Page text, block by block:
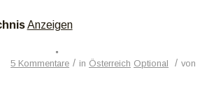
Anzeigen
5 Kommentare / in Österreich Optional / von